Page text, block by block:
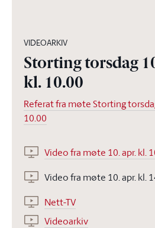
VIDEOARKIV
Storting torsdag
kl. 10.00
Referat fra møte Storting
10.00
Video fra møte 10. apr. kl.
Video fra møte 10. apr. kl.
Nett-TV
Videoarkiv